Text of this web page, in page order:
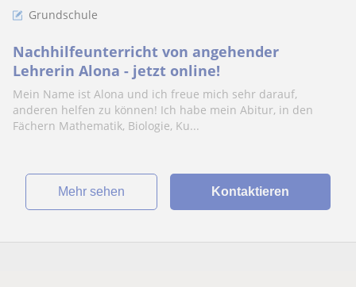
Grundschule
Nachhilfeunterricht von angehender
Lehrerin Alona - jetzt online!
Mein Name ist Alona und ich freue mich sehr darauf,
anderen helfen zu können! Ich habe mein Abitur, in den
Fächern Mathematik, Biologie, Ku...
Mehr sehen Kontaktieren